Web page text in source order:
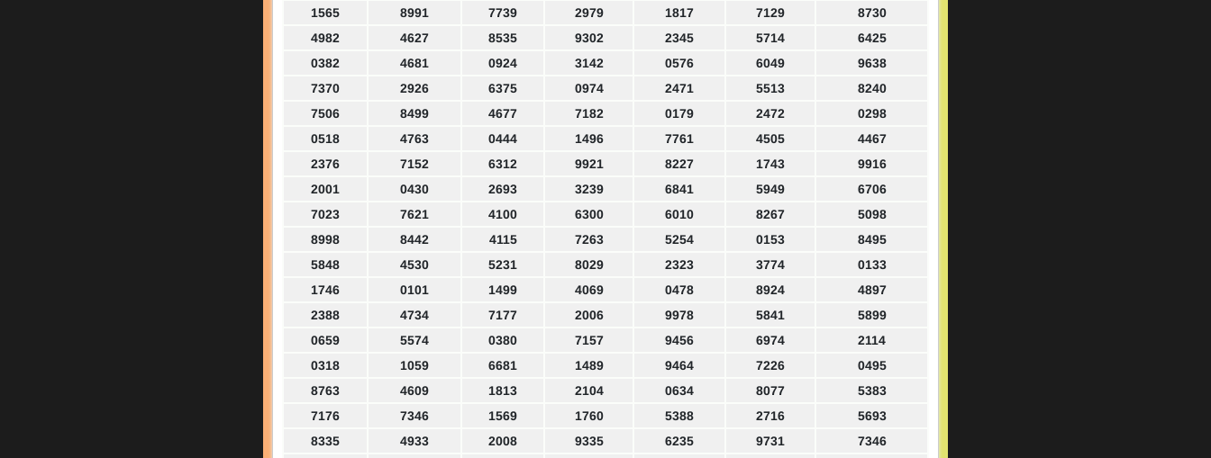
1565
8991 7739 2979 1817 7129
8730
4982
4627 8535 9302 2345 5714
6425
0382
4681 0924 3142 0576 6049
9638
7370
2926 6375 0974 2471 5513
8240
7506
8499 4677 7182 0179 2472
0298
0518
4763 0444 1496 7761 4505
4467
2376
7152 6312 9921 8227 1743
9916
2001
0430 2693 3239 6841 5949
6706
7023
7621 4100 6300 6010 8267
5098
8998
8442 4115 7263 5254 0153
8495
5848
4530 5231 8029 2323 3774
0133
1746
0101 1499 4069 0478 8924
4897
2388
4734 7177 2006 9978 5841
5899
0659
5574 0380 7157 9456 6974
2114
0318
1059 6681 1489 9464 7226
0495
8763
4609 1813 2104 0634 8077
5383
7176
7346 1569 1760 5388 2716
5693
8335
4933 2008 9335 6235 9731
7346